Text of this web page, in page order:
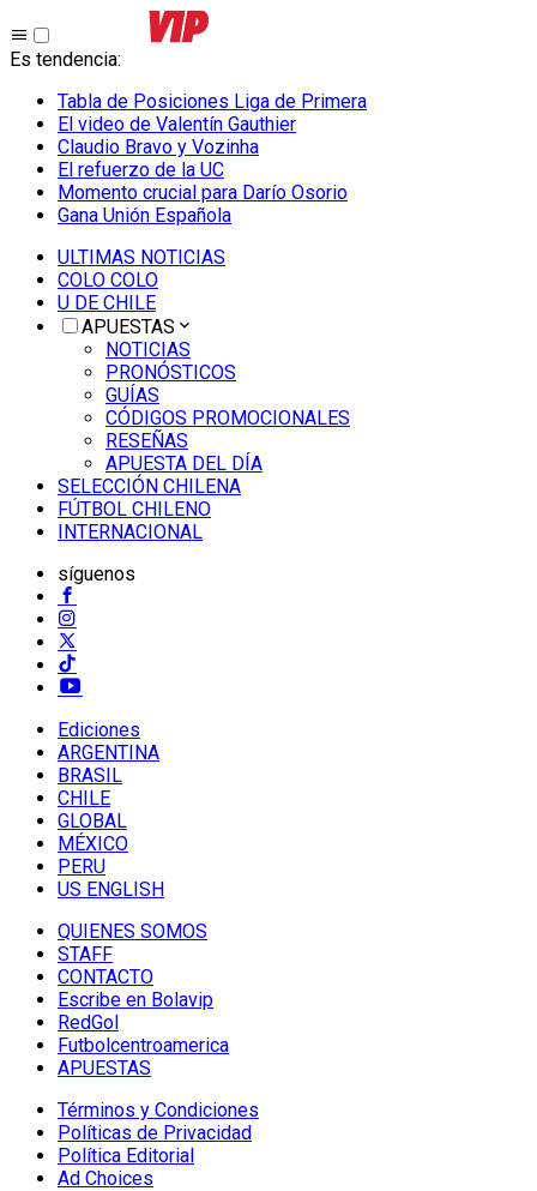
Es tendencia:
Tabla de Posiciones Liga de Primera
El video de Valentín Gauthier
Claudio Bravo y Vozinha
El refuerzo de la UC
Momento crucial para Darío Osorio
Gana Unión Española
ULTIMAS NOTICIAS
COLO COLO
U DE CHILE
APUESTAS
NOTICIAS
PRONÓSTICOS
GUÍAS
CÓDIGOS PROMOCIONALES
RESEÑAS
APUESTA DEL DÍA
SELECCIÓN CHILENA
FÚTBOL CHILENO
INTERNACIONAL
síguenos
Ediciones
ARGENTINA
BRASIL
CHILE
GLOBAL
MÉXICO
PERU
US ENGLISH
QUIENES SOMOS
STAFF
CONTACTO
Escribe en Bolavip
RedGol
Futbolcentroamerica
APUESTAS
Términos y Condiciones
Políticas de Privacidad
Política Editorial
Ad Choices